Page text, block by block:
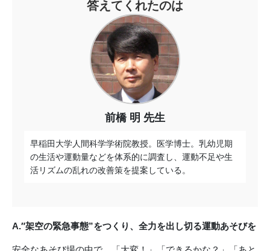
答えてくれたのは
前橋 明 先生
早稲田大学人間科学学術院教授。医学博士。乳幼児期
の生活や運動量などを体系的に調査し、運動不足や生
活リズムの乱れの改善策を提案している。
A.″架空の緊急事態”をつくり、全力を出し切る運動あそびを